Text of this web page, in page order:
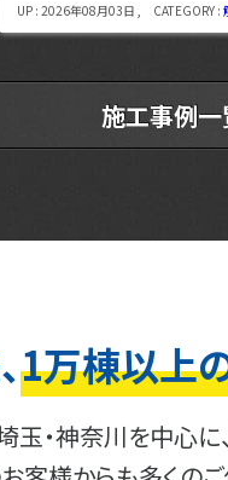
UP : 2026年08月03日 , CATEGORY :
施工事例一
1万棟以上
玉・神奈川を中心